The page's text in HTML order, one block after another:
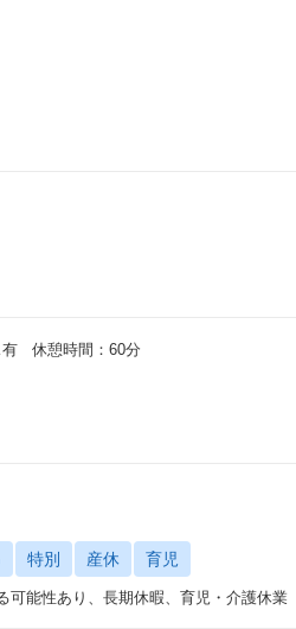
有 休憩時間：60分
特別 産休 育児
能性あり、長期休暇、育児・介護休業